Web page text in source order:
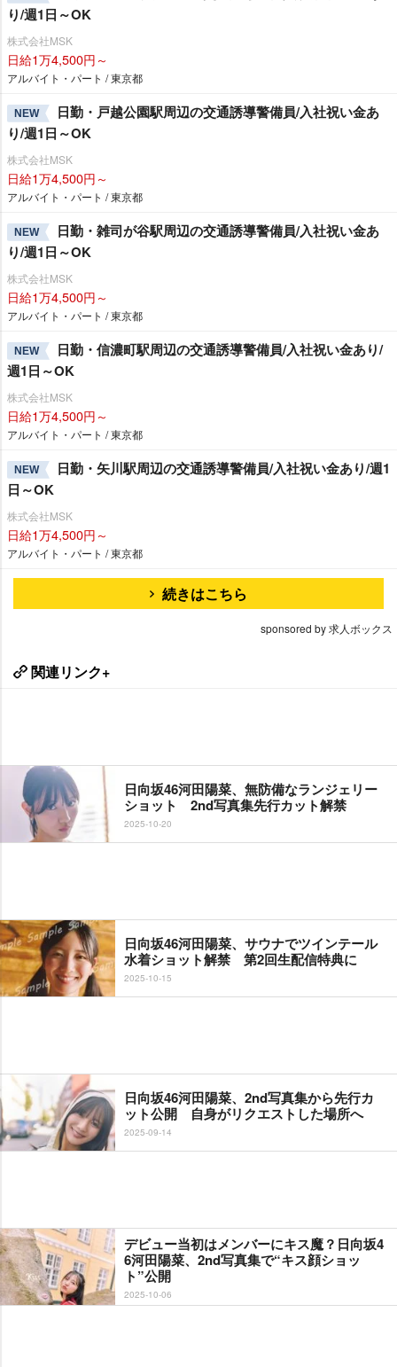
り/週1日～OK
株式会社MSK
日給1万4,500円～
アルバイト・パート / 東京都
NEW
日勤・戸越公園駅周辺の交通誘導警備員/入社祝い金あ
り/週1日～OK
株式会社MSK
日給1万4,500円～
アルバイト・パート / 東京都
NEW
日勤・雑司が谷駅周辺の交通誘導警備員/入社祝い金あ
り/週1日～OK
株式会社MSK
日給1万4,500円～
アルバイト・パート / 東京都
NEW
日勤・信濃町駅周辺の交通誘導警備員/入社祝い金あり/
週1日～OK
株式会社MSK
日給1万4,500円～
アルバイト・パート / 東京都
NEW
日勤・矢川駅周辺の交通誘導警備員/入社祝い金あり/週1
日～OK
株式会社MSK
日給1万4,500円～
アルバイト・パート / 東京都
続きはこちら
sponsored by 求人ボックス
関連リンク+
日向坂46河田陽菜、無防備なランジェリー
ショット 2nd写真集先行カット解禁
2025-10-20
日向坂46河田陽菜、サウナでツインテール
水着ショット解禁 第2回生配信特典に
2025-10-15
日向坂46河田陽菜、2nd写真集から先行カ
ット公開 自身がリクエストした場所へ
2025-09-14
デビュー当初はメンバーにキス魔？日向坂4
6河田陽菜、2nd写真集で“キス顔ショッ
ト”公開
2025-10-06